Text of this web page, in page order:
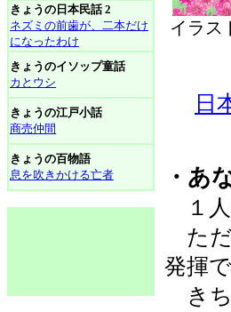
きょうの日本民話 2
ネズミの前歯が、二本だけ
になったわけ
きょうのイソップ童話
カとウシ
きょうの江戸小話
商売仲間
きょうの百物語
息を吹きかける亡者
イラ
日
・あ
１人
ただ
発揮
きち